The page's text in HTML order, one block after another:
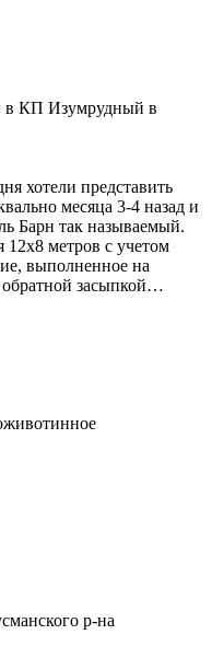
в КП Изумрудный в
хотели представить
месяца 3-4 назад и
Барн так называемый.
метров с учетом
выполненное на
обратной засыпкой…
р-на